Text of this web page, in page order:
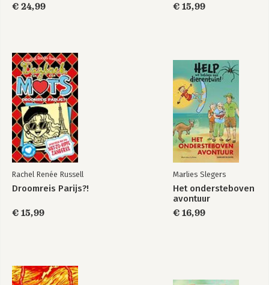
€ 24,99 € 15,99
Rachel Renée Russell
Droomreis Parijs?!
€ 15,99
Marlies Slegers
Het ondersteboven
avontuur
€ 16,99